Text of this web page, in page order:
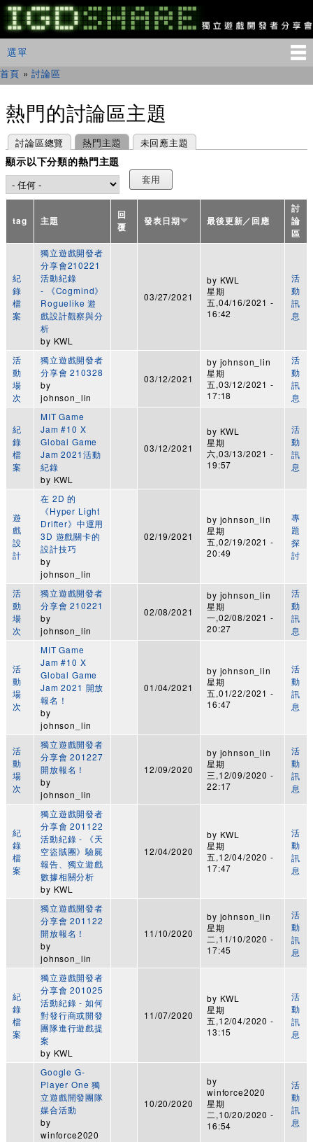
移
至
主
IGDSHARE
獨
遊
發
會
主選單
選單
您在這裡
首頁 »討論區
熱門的討論區主題
主要索引標籤
討論區總覽 熱門主題
(作用中頁籤) 未回應主題
顯示以下分類的熱門主題
tag 主題
回
覆
發表日期 最後更新／回應
討
論
區
紀
錄
檔
案
獨立遊戲開發者
分享會210221
活動紀錄
- 《Cogmind》
Roguelike 遊
戲設計觀察與分
析
by KWL
03/27/2021
by KWL
星期
五,04/16/2021 -
16:42
活
動
訊
息
活
動
場
次
獨立遊戲開發者
分享會 210328
by
johnson_lin
03/12/2021
by johnson_lin
星期
五,03/12/2021 -
17:18
活
動
訊
息
紀
錄
檔
案
MIT Game
Jam #10 X
Global Game
Jam 2021活動
紀錄
by KWL
03/12/2021
by KWL
星期
六,03/13/2021 -
19:57
活
動
訊
息
遊
戲
設
計
在 2D 的
《Hyper Light
Drifter》中運用
3D 遊戲關卡的
設計技巧
by
johnson_lin
02/19/2021
by johnson_lin
星期
五,02/19/2021 -
20:49
專
題
探
討
活
動
場
次
獨立遊戲開發者
分享會 210221
by
johnson_lin
02/08/2021
by johnson_lin
星期
一,02/08/2021 -
20:27
活
動
訊
息
活
動
場
次
MIT Game
Jam #10 X
Global Game
Jam 2021 開放
報名！
by
johnson_lin
01/04/2021
by johnson_lin
星期
五,01/22/2021 -
16:47
活
動
訊
息
活
動
場
次
獨立遊戲開發者
分享會 201227
開放報名！
by
johnson_lin
12/09/2020
by johnson_lin
星期
三,12/09/2020 -
22:17
活
動
訊
息
紀
錄
檔
案
獨立遊戲開發者
分享會 201122
活動紀錄 - 《天
空盜賊團》驗屍
報告、獨立遊戲
數據相關分析
by KWL
12/04/2020
by KWL
星期
五,12/04/2020 -
17:47
活
動
訊
息
獨立遊戲開發者
分享會 201122
開放報名！
by
johnson_lin
11/10/2020
by johnson_lin
星期
二,11/10/2020 -
17:45
活
動
訊
息
紀
錄
檔
案
獨立遊戲開發者
分享會 201025
活動紀錄 - 如何
對發行商或開發
團隊進行遊戲提
案
by KWL
11/07/2020
by KWL
星期
五,12/04/2020 -
13:15
活
動
訊
息
Google G-
Player One 獨
立遊戲開發團隊
媒合活動
by
winforce2020
10/20/2020
by
winforce2020
星期
二,10/20/2020 -
16:54
活
動
訊
息